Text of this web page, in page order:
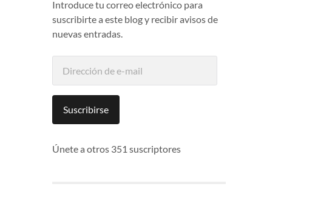
Introduce tu correo electrónico para
suscribirte a este blog y recibir avisos de
nuevas entradas.
mailSuscribirse
Únete a otros 351 suscriptores